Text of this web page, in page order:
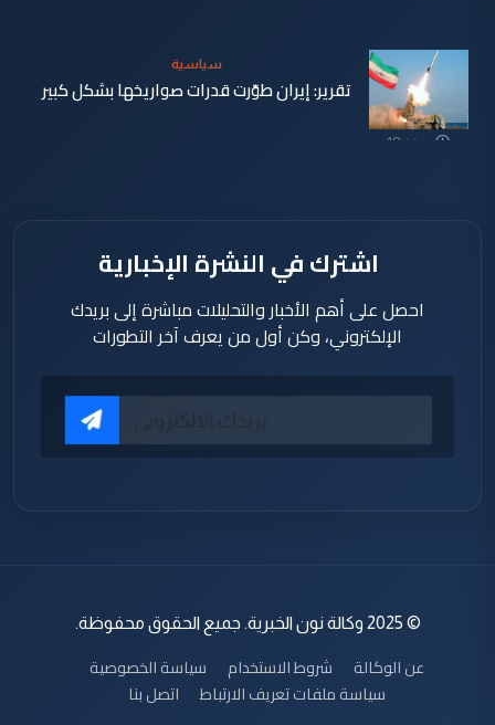
منذ 18
سياسية
تقرير: إيران طوّرت قدرات صواريخها بشكل كبير
اشترك في النشرة الإخبارية
احصل على أهم الأخبار والتحليلات مباشرة إلى بريدك
الإلكتروني، وكن أول من يعرف آخر التطورات
© 2025 وكالة نون الخبرية. جميع الحقوق محفوظة.
عن الوكالة شروط الاستخدام
سياسة الخصوصية
سياسة ملفات تعريف الارتباط
اتصل بنا